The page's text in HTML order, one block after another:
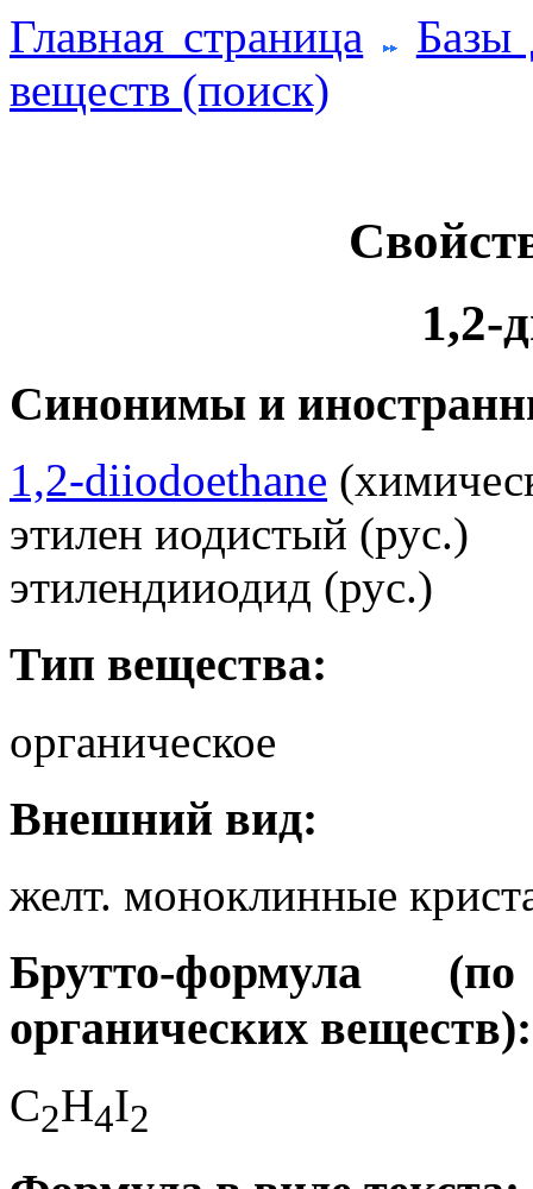
Главная страница
Базы
веществ (поиск)
1,2-
Синонимы и
1,2-diiodoethane
этилен иодистый (рус.)
этилендииодид (рус.)
Тип вещества:
органическое
Внешний вид:
желт. моноклинные
Брутто-формула
органических веществ):
C2H4I2